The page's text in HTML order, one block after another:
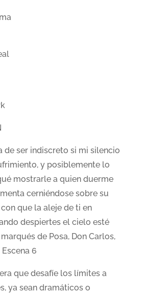
de Lerma
real
de ser indiscreto si mi silencio
y posiblemente lo
mostrarle a quien duerme
cerniéndose sobre su
que la aleje de ti en
despiertes el cielo esté
de Posa, Don Carlos,
6
que desafíe los límites a
ya sean dramáticos o